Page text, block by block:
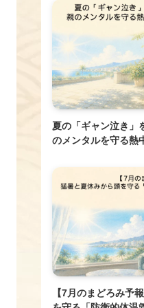
夏の「ギャン泣き」
のメンタルを守る熱
【7月のまどろみ予